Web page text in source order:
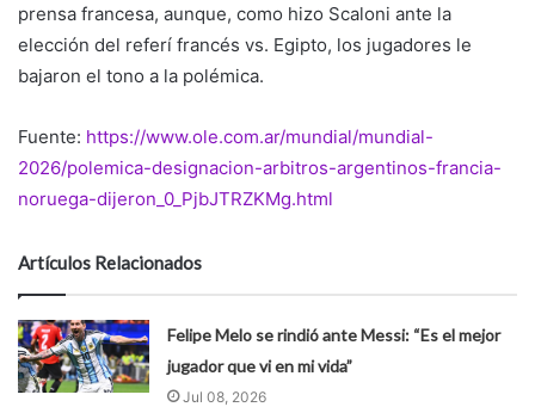
prensa francesa, aunque, como hizo Scaloni ante la
elección del referí francés vs. Egipto, los jugadores le
bajaron el tono a la polémica.
Fuente: https://www.ole.com.ar/mundial/mundial-
2026/polemica-designacion-arbitros-argentinos-francia-
noruega-dijeron_0_PjbJTRZKMg.html
Artículos Relacionados
Felipe Melo se rindió ante Messi: “Es el mejor
jugador que vi en mi vida”
Jul 08, 2026